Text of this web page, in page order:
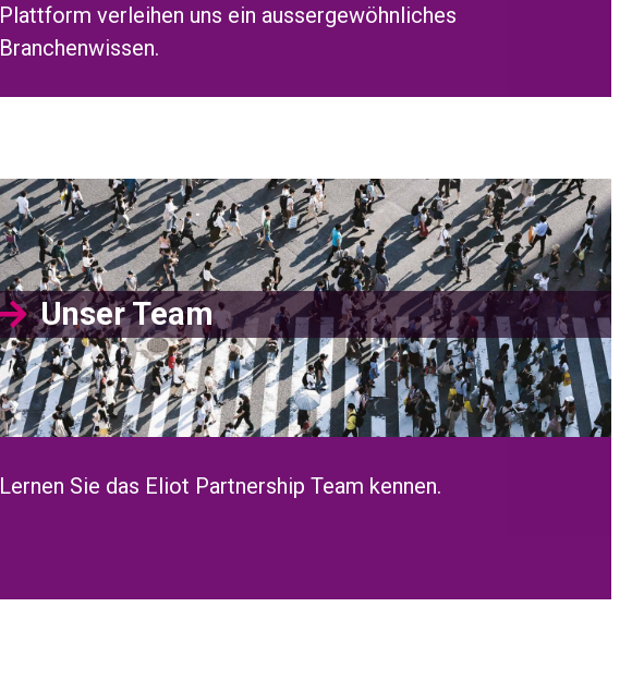
Plattform verleihen uns ein aussergewöhnliches
Branchenwissen.
Unser Team
Lernen Sie das Eliot Partnership Team kennen.